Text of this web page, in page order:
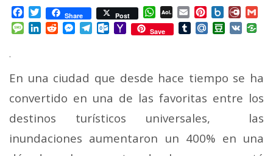
Facebook
TwitterShare Post WhatsApp
AOL
Mail
EmailPinterest
Box.net
Message
LinkedInRedditMessenger
TelegramOutlook.com
YahooSave TumblrMail.RuDouban
VK
.
En una ciudad que desde hace tiempo se ha
convertido en una de las favoritas entre los
destinos turísticos universales, las
inundaciones aumentaron un 400% en una